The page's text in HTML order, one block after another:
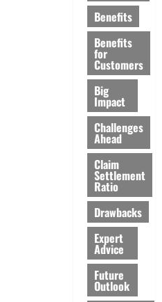
Benefits
Benefits
for
Customers
Big
Impact
Challenges
Ahead
Claim
Settlement
Ratio
Drawbacks
Expert
Advice
Future
Outlook